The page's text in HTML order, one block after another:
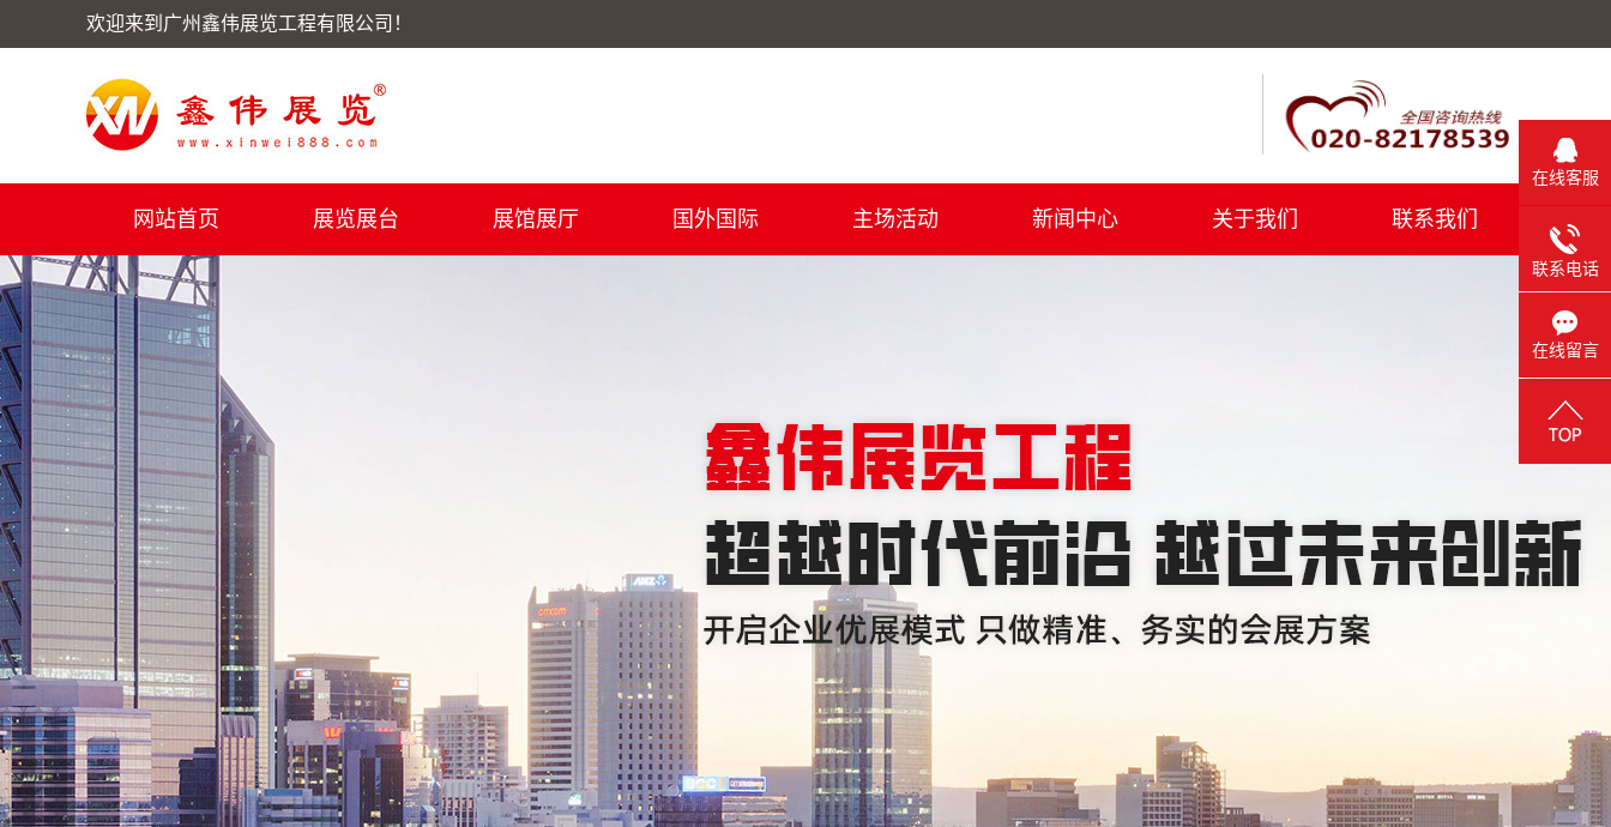
欢迎来到广州鑫伟展览工程有限公司！
网站首页 展览展台
男士服装博览会现场案
中国风展会案例
广州国际建筑装饰博览
照明展
茶博会
展馆展厅 国外国际 主场活动 新闻中心 关于我们
鑫伟工厂
联系我们
在线客服
联系电话
在线留言